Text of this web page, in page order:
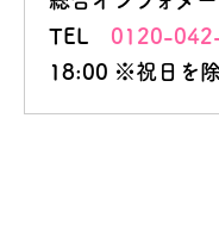
TEL 0120-
18:00 ※祝日を